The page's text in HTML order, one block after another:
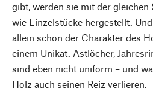
gibt, werden sie mit der
wie Einzelstücke hergestellt.
allein schon der Charakter des
einem Unikat. Astlöcher,
sind eben nicht uniform – und
Holz auch seinen Reiz verlieren.